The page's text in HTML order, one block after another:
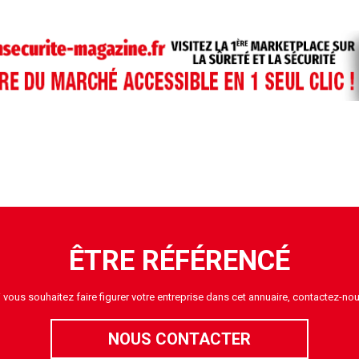
ÊTRE RÉFÉRENCÉ
vous souhaitez faire figurer votre entreprise dans cet annuaire, contactez-
NOUS CONTACTER